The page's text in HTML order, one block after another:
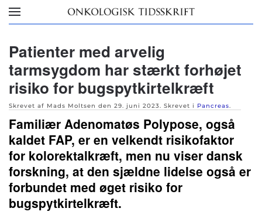
Skip to main content
Patienter med arvelig
tarmsygdom har stærkt forhøjet
risiko for bugspytkirtelkræft
Skrevet af Mads Moltsen den 29. juni 2023. Skrevet i Pancreas.
Familiær Adenomatøs Polypose, også
kaldet FAP, er en velkendt risikofaktor
for kolorektalkræft, men nu viser dansk
forskning, at den sjældne lidelse også er
forbundet med øget risiko for
bugspytkirtelkræft.